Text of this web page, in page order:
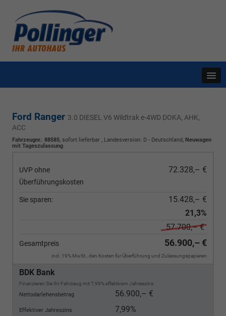
Ford Ranger 3.0 DIESEL V6 Wildtrak e-4WD DOKA, AHK,
ACC
Fahrzeugnr.: 88585 sofort lieferbar , Landesversion: D - Deutschland, Neuwagen
mit Tageszulassung
UVP ohne
Überführungskosten
72.328,– €
Sie sparen:
15.428,– €
21,3%
57.700,– €
Gesamtpreis 56.900,– €
incl. 19% MwSt., den Kosten für Überführung und Zulassungspapieren
BDK Bank
Finanzieren Sie Ihr Fahrzeug mit 7,99% effektivem Jahreszins.
Nettodarlehensbetrag 56.900,– €
Effektiver Jahreszins 7,99%